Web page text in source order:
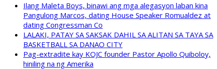
Ilang Maleta Boys, binawi ang mga alegasyon laban kina
Pangulong Marcos, dating House Speaker Romualdez at
dating Congressman Co
LALAKI, PATAY SA SAKSAK DAHIL SA ALITAN SA TAYA SA
BASKETBALL SA DANAO CITY
Pag-extradite kay KOJC founder Pastor Apollo Quiboloy,
hiniling na ng Amerika